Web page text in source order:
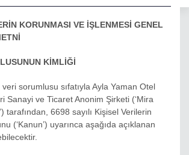
KORUNMASI VE İŞLENMESİ GENEL
KİMLİĞİ
sorumlusu sıfatıyla Ayla Yaman Otel
Sanayi ve Ticaret Anonim Şirketi (‘Mira
tarafından, 6698 sayılı Kişisel Verilerin
(‘Kanun’) uyarınca aşağıda açıklanan